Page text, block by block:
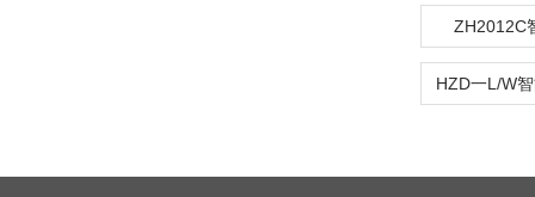
ZH2012C